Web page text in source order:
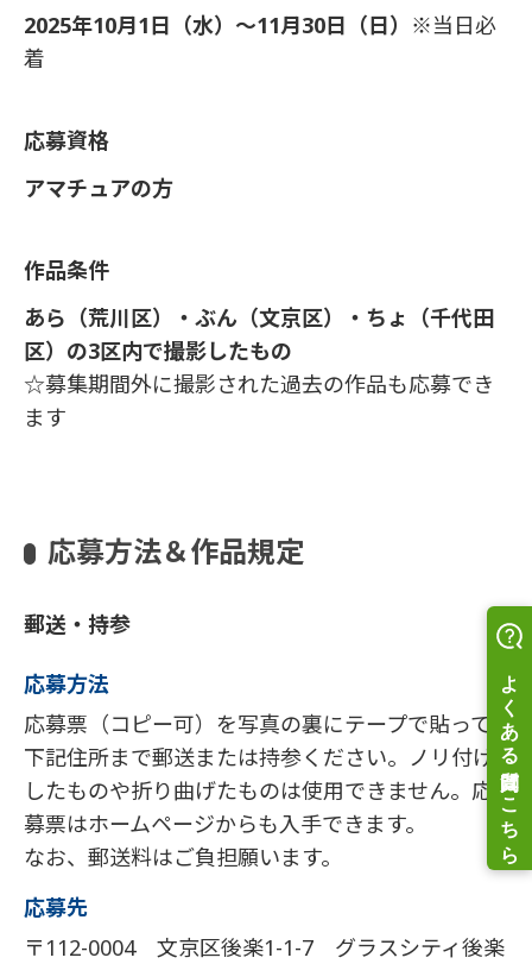
2025年10月1日（水）〜11月30日（日） ※当日必
着
応募資格
アマチュアの方
作品条件
あら（荒川区）・ぶん（文京区）・ちょ（千代田
区）の3区内で撮影したもの
☆募集期間外に撮影された過去の作品も応募でき
ます
応募方法＆作品規定
郵送・持参
応募方法
応募票（コピー可）を写真の裏にテープで貼って
下記住所まで郵送または持参ください。ノリ付け
したものや折り曲げたものは使用できません。応
募票はホームページからも入手できます。
なお、郵送料はご負担願います。
応募先
〒112-0004 文京区後楽1-1-7 グラスシティ後楽